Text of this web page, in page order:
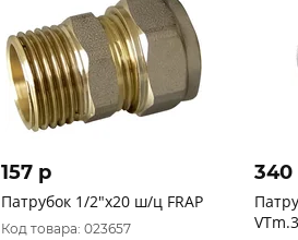
157 p
Патрубок 1/2"х20 ш/ц FRAP
Код товара: 023657
340